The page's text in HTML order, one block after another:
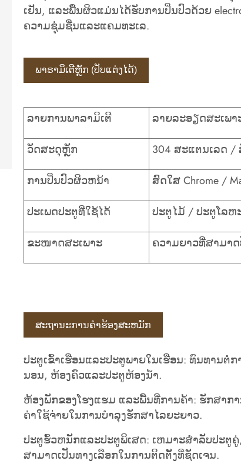
ເຢັນ, ແລະພື້ນຜິວແມ່ນໄດ້ຮັບການປິ່ນປົວດ້ວຍ
ຄວາມຊຸ່ມຊື່ນແລະແຄມທະເລ.
ພາຣາມິເຕີຫຼັກ (ປັບແຕ່ງໄດ້)
ລາຍການພາລາມິເຕີ ລາຍລະອຽດສະເພາ
ວັດສະດຸຫຼັກ 304 ສະແຕນເລດ
ການປິ່ນປົວຜິວຫນ້າ ສົດໃສ Chrome /
ປະເພດປະຕູທີ່ໃຊ້ໄດ້ ປະຕູໄມ້ / ປະຕູໂລຫ
ຂະໜາດສະເພາະ ຄວາມຍາວທີ່ສາມາ
ສະຖານະການຄໍາຮ້ອງສະຫມັກ
ປະຕູເຂົ້າເຮືອນແລະປະຕູພາຍໃນເຮືອນ: ທົນທານຕໍ່
ນອນ, ຫ້ອງຄົວແລະປະຕູຫ້ອງນ້ໍາ.
ຫ້ອງພັກຂອງໂຮງແຮມ ແລະພື້ນທີ່ການຄ້າ: ຮັກສາກ
ຄ່າໃຊ້ຈ່າຍໃນການບໍາລຸງຮັກສາໄລຍະຍາວ.
ປະຕູຮົ້ວຫນັກແລະປະຕູພິເສດ: ເຫມາະສໍາລັບປະຕູ
ສາມາດເປັນທາງເລືອກໃນການຕິດຕັ້ງທີ່ຊັດເຈນ.